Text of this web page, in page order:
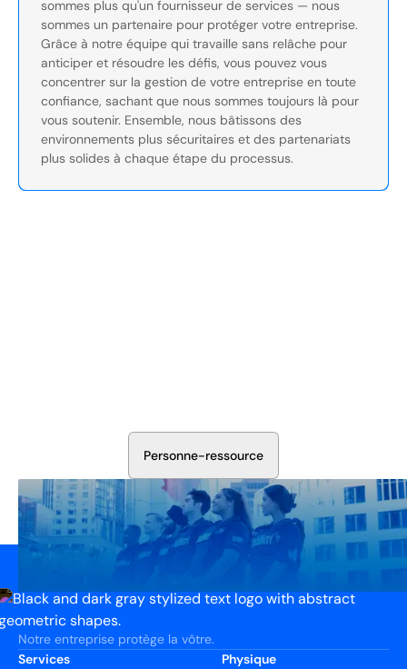
sommes plus qu'un fournisseur de services — nous
sommes un partenaire pour protéger votre entreprise.
Grâce à notre équipe qui travaille sans relâche pour
anticiper et résoudre les défis, vous pouvez vous
concentrer sur la gestion de votre entreprise en toute
confiance, sachant que nous sommes toujours là pour
vous soutenir. Ensemble, nous bâtissons des
environnements plus sécuritaires et des partenariats
plus solides à chaque étape du processus.
Personne-ressource
Notre entreprise protège la vôtre.
Services
Physique